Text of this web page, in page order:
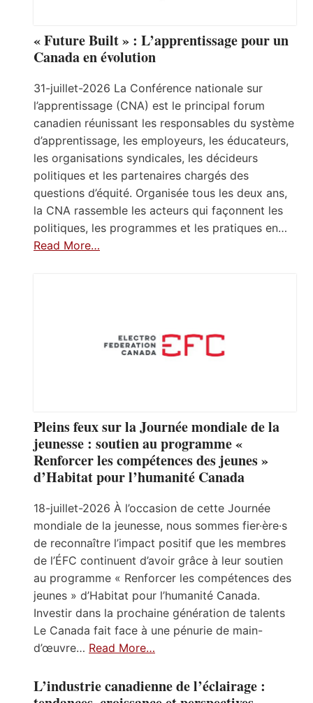
« Future Built » : L’apprentissage pour un
Canada en évolution
31-juillet-2026 La Conférence nationale sur
l’apprentissage (CNA) est le principal forum
canadien réunissant les responsables du système
d’apprentissage, les employeurs, les éducateurs,
les organisations syndicales, les décideurs
politiques et les partenaires chargés des
questions d’équité. Organisée tous les deux ans,
la CNA rassemble les acteurs qui façonnent les
politiques, les programmes et les pratiques en…
Read More…
Pleins feux sur la Journée mondiale de la
jeunesse : soutien au programme «
Renforcer les compétences des jeunes »
d’Habitat pour l’humanité Canada
18-juillet-2026 À l’occasion de cette Journée
mondiale de la jeunesse, nous sommes fier·ère·s
de reconnaître l’impact positif que les membres
de l’ÉFC continuent d’avoir grâce à leur soutien
au programme « Renforcer les compétences des
jeunes » d’Habitat pour l’humanité Canada.
Investir dans la prochaine génération de talents
Le Canada fait face à une pénurie de main-
d’œuvre… Read More…
L’industrie canadienne de l’éclairage :